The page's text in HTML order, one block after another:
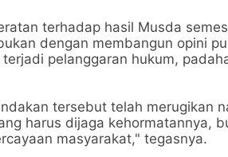
terhadap hasil Musda
dengan membangun opini
pelanggaran hukum,
tersebut telah merugikan
harus dijaga kehormatannya,
masyarakat," tegasnya.